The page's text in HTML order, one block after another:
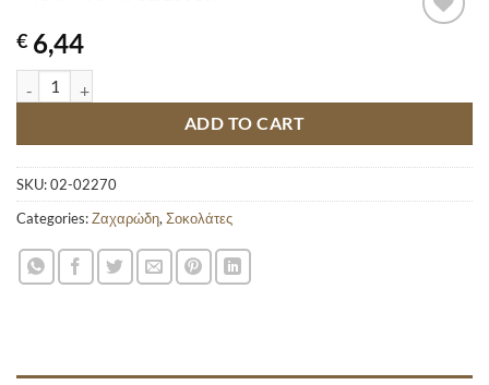
€ 6,44
ΙΟΝ ΓΑΛΑΚΤΟΣ 200GR quantity
ADD TO CART
SKU:02-02270
Categories:Ζαχαρώδη,Σοκολάτες